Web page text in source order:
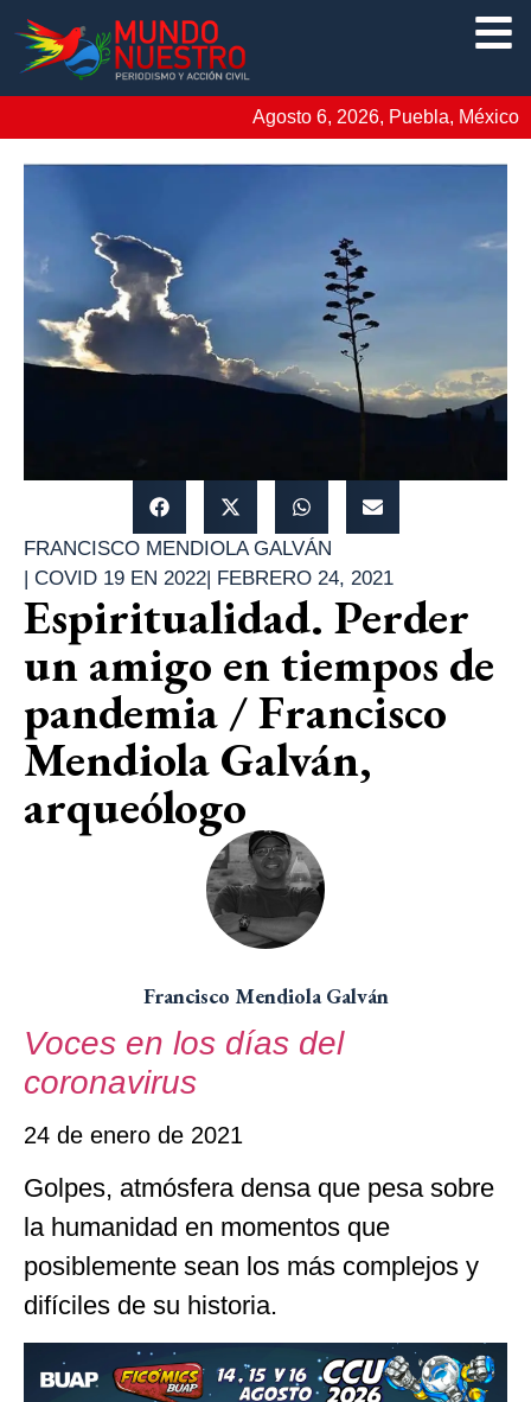
Agosto 6, 2026, Puebla, México
FRANCISCO MENDIOLA GALVÁN
COVID 19 EN 2022 FEBRERO 24, 2021
Espiritualidad. Perder
un amigo en tiempos de
pandemia / Francisco
Mendiola Galván,
arqueólogo
Francisco Mendiola Galván
Voces en los días del
coronavirus
24 de enero de 2021
Golpes, atmósfera densa que pesa sobre
la humanidad en momentos que
posiblemente sean los más complejos y
difíciles de su historia.